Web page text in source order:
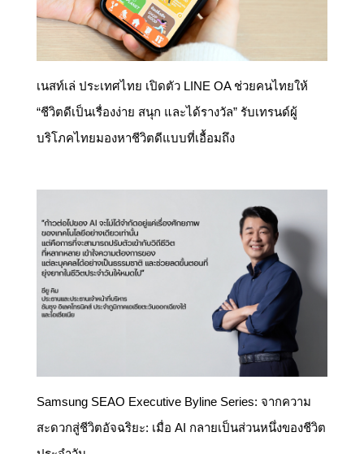
เนสท์เล่ ประเทศไทย เปิดตัว LINE OA ช่วยคนไทยให้
“ชีวิตดีเป็นเรื่องง่าย สนุก และได้รางวัล” รับเทรนด์ผู้
บริโภคไทยมองหาชีวิตดีแบบที่เอื้อมถึง
Samsung SEAO Executive Byline Series: จากความ
สะดวกสู่ชีวิตอัจฉริยะ: เมื่อ AI กลายเป็นส่วนหนึ่งของชีวิต